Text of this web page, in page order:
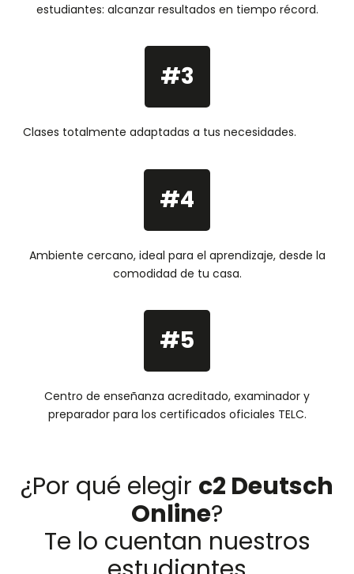
estudiantes: alcanzar resultados en tiempo récord.
#3
Clases totalmente adaptadas a tus necesidades.
#4
Ambiente cercano, ideal para el aprendizaje, desde la
comodidad de tu casa.
#5
Centro de enseñanza acreditado, examinador y
preparador para los certificados oficiales TELC.
¿Por qué elegir c2 Deutsch
Online?
Te lo cuentan nuestros